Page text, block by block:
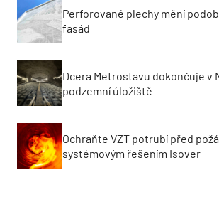
Perforované plechy mění
fasád
Dcera Metrostavu dokončuje v
podzemní úložiště
Ochraňte VZT potrubí před
systémovým řešením Isover